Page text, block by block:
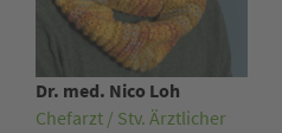
Dr. med. Nico Loh
Chefarzt / Stv. Ärztlicher